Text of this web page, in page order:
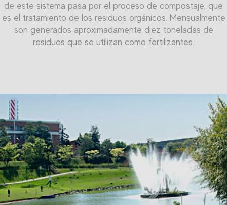
de este sistema pasa por el proceso de compostaje, que
es el tratamiento de los residuos orgánicos. Mensualmente
son generados aproximadamente diez toneladas de
residuos que se utilizan como fertilizantes.